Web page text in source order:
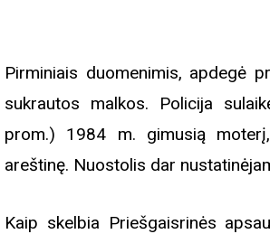
Pirminiais duomenimis, apdegė
sukrautos malkos. Policija
prom.) 1984 m. gimusią
areštinę. Nuostolis dar
Kaip skelbia Priešgaisrinės